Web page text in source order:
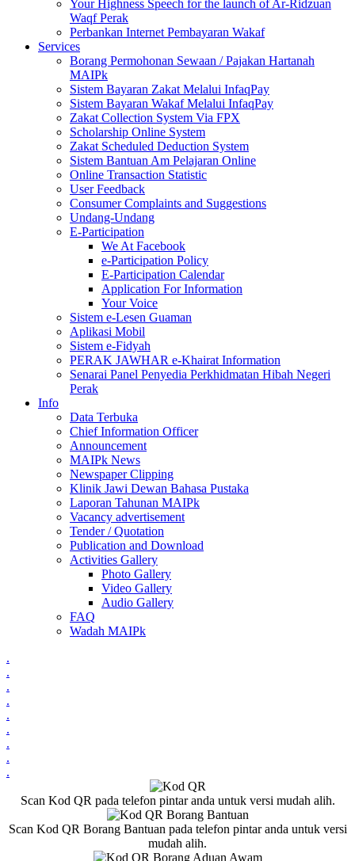
Your Highness Speech for the launch of Ar-Ridzuan
Waqf Perak
Perbankan Internet Pembayaran Wakaf
Services
Borang Permohonan Sewaan / Pajakan Hartanah
MAIPk
Sistem Bayaran Zakat Melalui InfaqPay
Sistem Bayaran Wakaf Melalui InfaqPay
Zakat Collection System Via FPX
Scholarship Online System
Zakat Scheduled Deduction System
Sistem Bantuan Am Pelajaran Online
Online Transaction Statistic
User Feedback
Consumer Complaints and Suggestions
Undang-Undang
E-Participation
We At Facebook
e-Participation Policy
E-Participation Calendar
Application For Information
Your Voice
Sistem e-Lesen Guaman
Aplikasi Mobil
Sistem e-Fidyah
PERAK JAWHAR e-Khairat Information
Senarai Panel Penyedia Perkhidmatan Hibah Negeri
Perak
Info
Data Terbuka
Chief Information Officer
Announcement
MAIPk News
Newspaper Clipping
Klinik Jawi Dewan Bahasa Pustaka
Laporan Tahunan MAIPk
Vacancy advertisement
Tender / Quotation
Publication and Download
Activities Gallery
Photo Gallery
Video Gallery
Audio Gallery
FAQ
Wadah MAIPk
.
.
.
.
.
.
.
.
.
Scan Kod QR pada telefon pintar anda untuk versi mudah alih.
Scan Kod QR Borang Bantuan pada telefon pintar anda untuk versi
mudah alih.